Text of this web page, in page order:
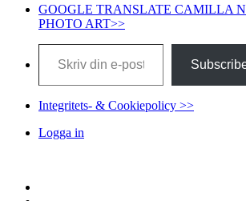
GOOGLE TRANSLATE CAMILLA
PHOTO ART>>
Skriv din e-post …
Integritets- & Cookiepolicy >>
Logga in